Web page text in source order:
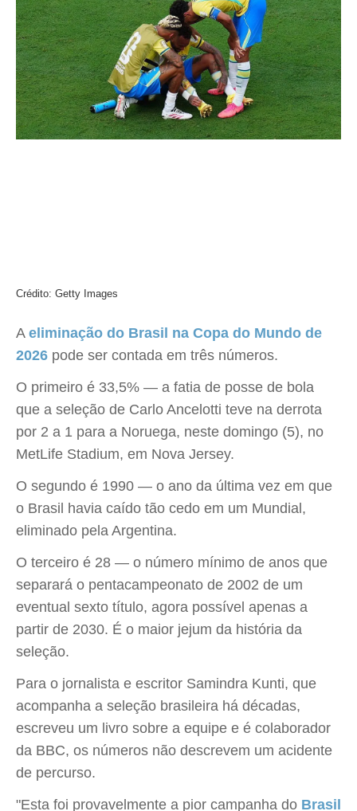
Crédito: Getty Images
A eliminação do Brasil na Copa do Mundo de
2026 pode ser contada em três números.
O primeiro é 33,5% — a fatia de posse de bola
que a seleção de Carlo Ancelotti teve na derrota
por 2 a 1 para a Noruega, neste domingo (5), no
MetLife Stadium, em Nova Jersey.
O segundo é 1990 — o ano da última vez em que
o Brasil havia caído tão cedo em um Mundial,
eliminado pela Argentina.
O terceiro é 28 — o número mínimo de anos que
separará o pentacampeonato de 2002 de um
eventual sexto título, agora possível apenas a
partir de 2030. É o maior jejum da história da
seleção.
Para o jornalista e escritor Samindra Kunti, que
acompanha a seleção brasileira há décadas,
escreveu um livro sobre a equipe e é colaborador
da BBC, os números não descrevem um acidente
de percurso.
"Esta foi provavelmente a pior campanha do Brasil